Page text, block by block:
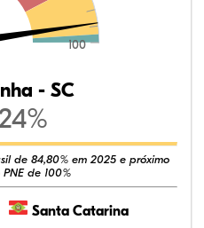
100
- SC
de 84,80% em 2025 e próximo
de 100%
Santa Catarina